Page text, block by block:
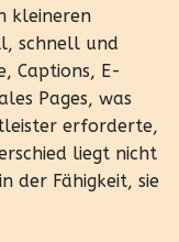
kleineren
schnell und
Captions, E-
Pages, was
erforderte,
liegt nicht
der Fähigkeit, sie